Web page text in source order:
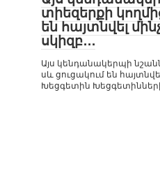
տիեզերքի
են հայտնվել
սկիզբ․․․
Այս կենդանակերպի
սև ցուցակում են
Խեցգետին